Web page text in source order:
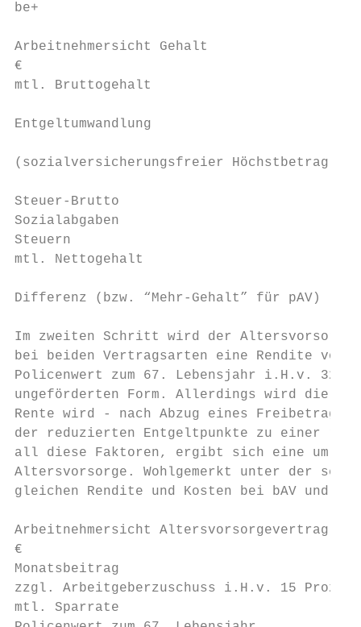
be+
Arbeitnehmersicht Gehalt
€
mtl. Bruttogehalt
Entgeltumwandlung
(sozialversicherungsfreier Höchstbetrag
Steuer-Brutto
Sozialabgaben
Steuern
mtl. Nettogehalt
Differenz (bzw. “Mehr-Gehalt”
Im zweiten Schritt wird der
bei beiden Vertragsarten eine Rendite
Policenwert zum 67. Lebensjahr i.H.v.
ungeförderten Form. Allerdings wird die
Rente wird - nach Abzug eines Freibetrags
der reduzierten Entgeltpunkte zu einer
all diese Faktoren, ergibt sich eine um
Altersvorsorge. Wohlgemerkt unter der sehr
gleichen Rendite und Kosten bei bAV und
Arbeitnehmersicht Altersvorsorgevertrag
€
Monatsbeitrag
zzgl. Arbeitgeberzuschuss i.H.v.
mtl. Sparrate